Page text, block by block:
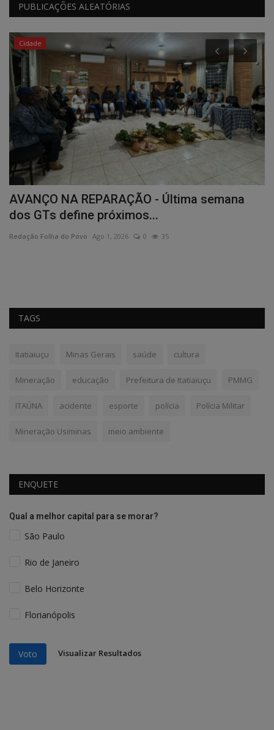
PUBLICAÇÕES ALEATÓRIAS
Cidade
AVANÇO NA REPARAÇÃO - Última semana
dos GTs define próximos...
Redação Folha do Povo Ago 1, 2026 0 35
TAGS
Itatiaiuçu Minas Gerais saúde cultura
Mineração educação Prefeitura de Itatiaiuçu PMMG
ITAÚNA acidente esporte polícia Polícia Militar
Mineração Usiminas meio ambiente
ENQUETE
Qual a melhor capital para se morar?
São Paulo
Rio de Janeiro
Belo Horizonte
Florianópolis
Voto Visualizar Resultados